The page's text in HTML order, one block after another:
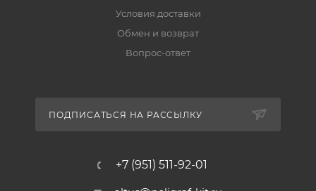
Условия доставки
Обмен и возврат
Вопрос-ответ
ПОДПИСАТЬСЯ НА РАССЫЛКУ
+7 (951) 511-92-01